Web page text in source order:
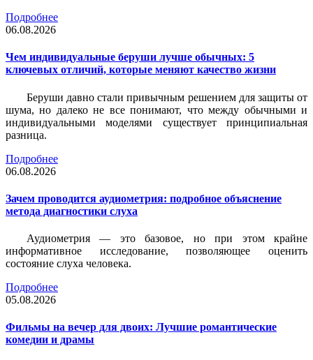
Подробнее
06.08.2026
Чем индивидуальные беруши лучше обычных: 5
ключевых отличий, которые меняют качество жизни
Беруши давно стали привычным решением для защиты от
шума, но далеко не все понимают, что между обычными и
индивидуальными моделями существует принципиальная
разница.
Подробнее
06.08.2026
Зачем проводится аудиометрия: подробное объяснение
метода диагностики слуха
Аудиометрия — это базовое, но при этом крайне
информативное исследование, позволяющее оценить
состояние слуха человека.
Подробнее
05.08.2026
Фильмы на вечер для двоих: Лучшие романтические
комедии и драмы